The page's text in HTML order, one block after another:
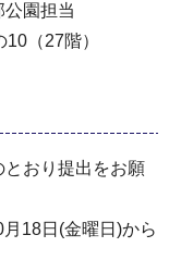
園担当
（27階）
おり提出をお願
18日(金曜日)から